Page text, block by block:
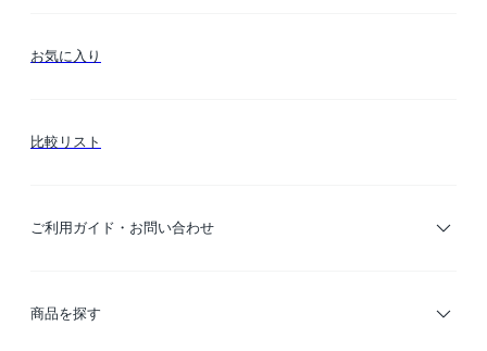
お気に入り
比較リスト
ご利用ガイド・お問い合わせ
ご利用ガイド
商品を探す